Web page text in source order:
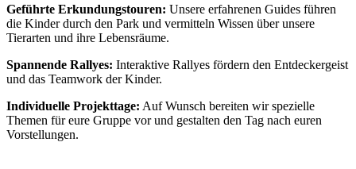
Geführte Erkundungstouren: Unsere erfahrenen Guides führen
die Kinder durch den Park und vermitteln Wissen über unsere
Tierarten und ihre Lebensräume.
Spannende Rallyes: Interaktive Rallyes fördern den Entdeckergeist
und das Teamwork der Kinder.
Individuelle Projekttage: Auf Wunsch bereiten wir spezielle
Themen für eure Gruppe vor und gestalten den Tag nach euren
Vorstellungen.